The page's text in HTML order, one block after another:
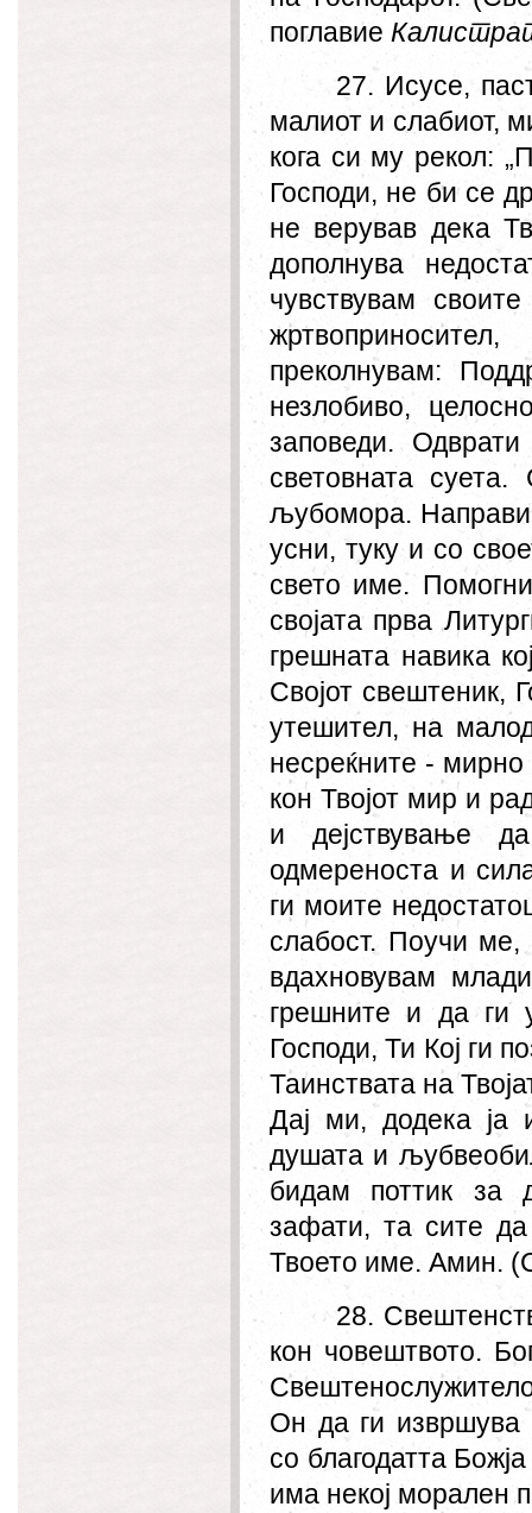
поглавие
27. Исусе,
малиот и слабиот,
кога си му рекол:
Господи, не би се
не верував дека
дополнува
чувствувам
преколнувам:
незлобиво,
заповеди.
световната
љубомора. Направи
усни, туку и со
свето име.
својата прва
грешната навика
Својот свештеник,
утешител, на
несреќните -
кон Твојот мир и
и дејствување
одмереноста и
ги моите
слабост. Поучи ме,
вдахновувам
грешните и да ги
Господи, Ти Кој ги
Таинствата на
Дај ми, додека ја
душата и
бидам поттик за
зафати, та сите
Твоето име. Амин.
28.
кон човештвото.
Он да ги извршува
со благодатта
има некој морален